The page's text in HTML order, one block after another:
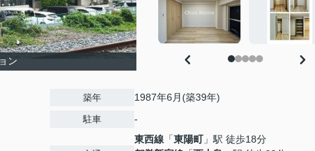
ン
築年 1987年6月(築39年)
駐車 -
東西線 「東陽町」駅 徒歩18分